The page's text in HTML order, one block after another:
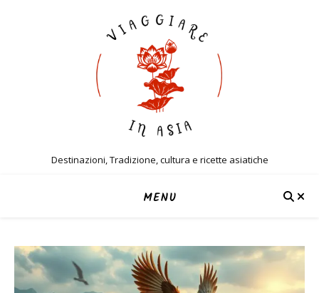
Destinazioni, Tradizione, cultura e ricette asiatiche
MENU